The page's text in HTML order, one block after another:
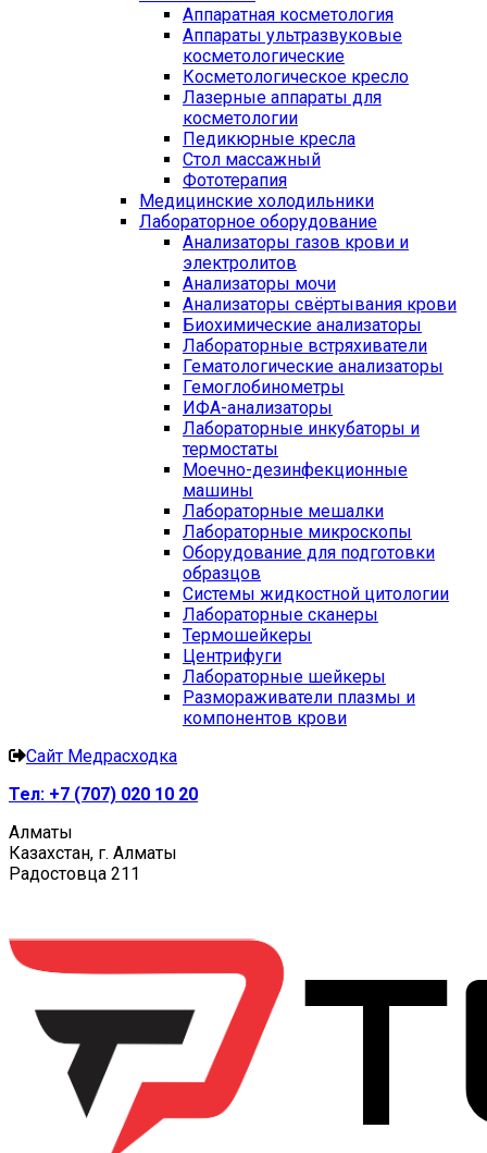
Аппаратная косметология
Аппараты ультразвуковые
косметологические
Косметологическое кресло
Лазерные аппараты для
косметологии
Педикюрные кресла
Стол массажный
Фототерапия
Медицинские холодильники
Лабораторное оборудование
Анализаторы газов крови и
электролитов
Анализаторы мочи
Анализаторы свёртывания крови
Биохимические анализаторы
Лабораторные встряхиватели
Гематологические анализаторы
Гемоглобинометры
ИФА-анализаторы
Лабораторные инкубаторы и
термостаты
Моечно-дезинфекционные
машины
Лабораторные мешалки
Лабораторные микроскопы
Оборудование для подготовки
образцов
Системы жидкостной цитологии
Лабораторные сканеры
Термошейкеры
Центрифуги
Лабораторные шейкеры
Размораживатели плазмы и
компонентов крови
Сайт Медрасходка
Тел: +7 (707) 020 10 20
Алматы
Казахстан, г. Алматы
Радостовца 211